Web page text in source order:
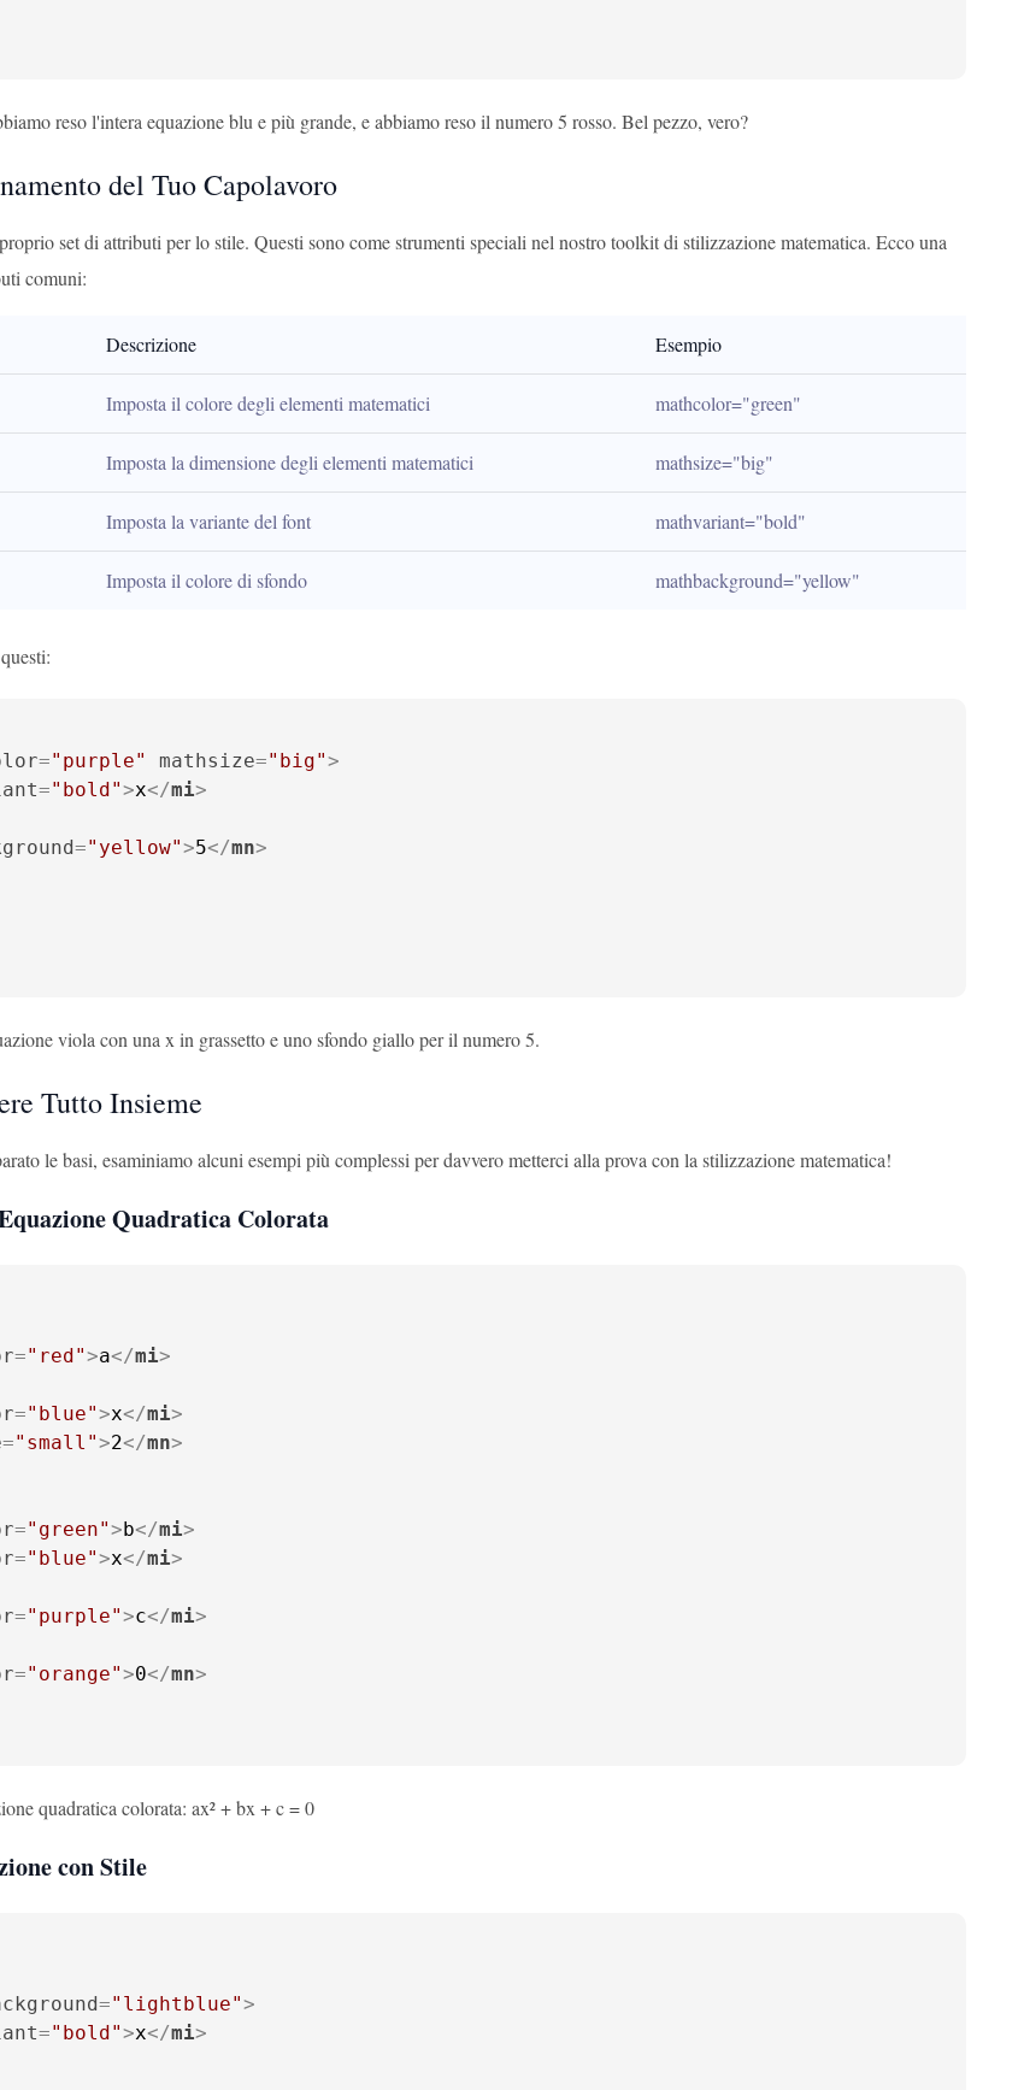
reso l'intera equazione blu e più grande, e abbiamo reso il numero 5 rosso. Bel pezzo, vero?
del Tuo Capolavoro
set di attributi per lo stile. Questi sono come strumenti speciali nel nostro toolkit di stilizzazione matematica. Ecco una
comuni:
Descrizione Esempio
Imposta il colore degli elementi matematici mathcolor="green"
Imposta la dimensione degli elementi matematici mathsize="big"
Imposta la variante del font mathvariant="bold"
Imposta il colore di sfondo mathbackground="yellow"
="purple" mathsize="big">
="bold">x</mi>
="yellow">5</mn>
viola con una x in grassetto e uno sfondo giallo per il numero 5.
Tutto Insieme
le basi, esaminiamo alcuni esempi più complessi per davvero metterci alla prova con la stilizzazione matematica!
Quadratica Colorata
="red">a</mi>
="blue">x</mi>
="small">2</mn>
="green">b</mi>
="blue">x</mi>
="purple">c</mi>
="orange">0</mn>
quadratica colorata: ax² + bx + c = 0
con Stile
="lightblue">
="bold">x</mi>